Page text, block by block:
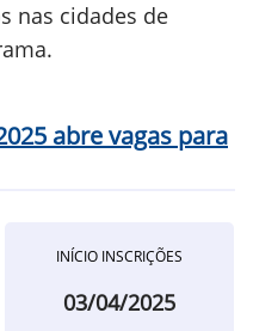
nas cidades de
abre vagas para
INÍCIO INSCRIÇÕES
03/04/2025